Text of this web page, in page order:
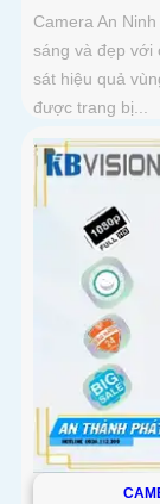
Camera An
sáng và đẹp với
sát hiệu quả
được trang bị...